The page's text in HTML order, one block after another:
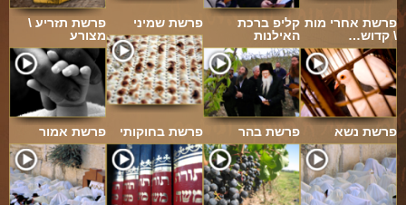
פרשת תזריע \
מצורע
פרשת שמיני
קליפ ברכת
האילנות
פרשת אחרי מות
\ קדוש…
פרשת אמור פרשת בחוקותי פרשת בהר פרשת נשא